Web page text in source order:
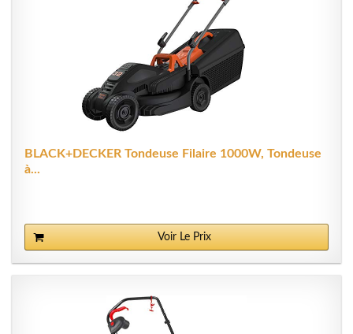
BLACK+DECKER Tondeuse Filaire 1000W, Tondeuse
à...
Voir Le Prix